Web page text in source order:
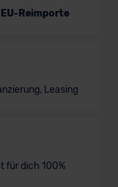
EU-Reimporte
Leasing
für dich 100%